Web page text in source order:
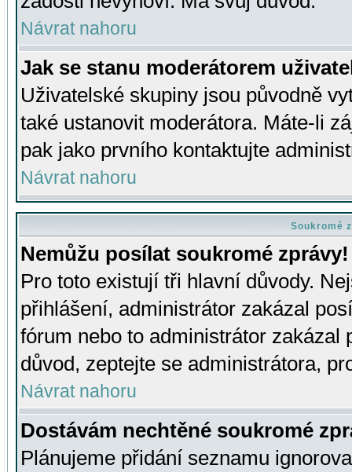
Návrat nahoru
Jak se stanu moderátorem
Uživatelské skupiny jsou původně
také ustanovit moderátora. Máte-li
pak jako prvního kontaktujte
Návrat nahoru
Soukromé
Nemůžu posílat soukromé zprávy!
Pro toto existují tři hlavní důvody.
přihlášení, administrátor zakázal
fórum nebo to administrátor zakázal
důvod, zeptejte se administrátora,
Návrat nahoru
Dostávám nechtěné soukromé
Plánujeme přidání seznamu